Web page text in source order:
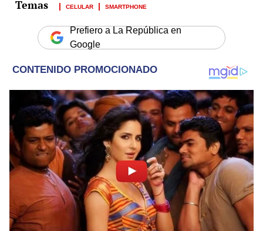
CELULAR SMARTPHONE
Prefiero a La República en
Google